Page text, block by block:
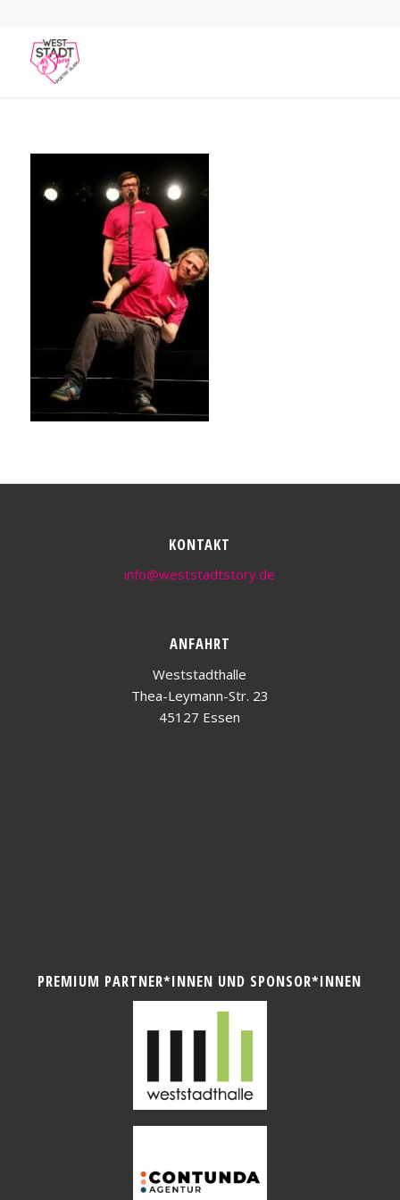
KONTAKT
info@weststadtstory.de
ANFAHRT
Weststadthalle
Thea-Leymann-Str. 23
45127 Essen
PREMIUM PARTNER*INNEN UND SPONSOR*INNEN